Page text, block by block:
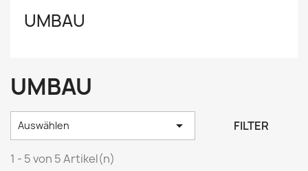
UMBAU
UMBAU
Auswählen  FILTER
1 - 5 von 5 Artikel(n)